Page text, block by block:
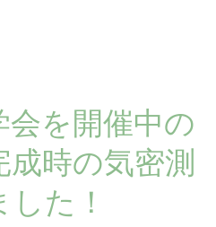
を開催中の
時の気密測
た！